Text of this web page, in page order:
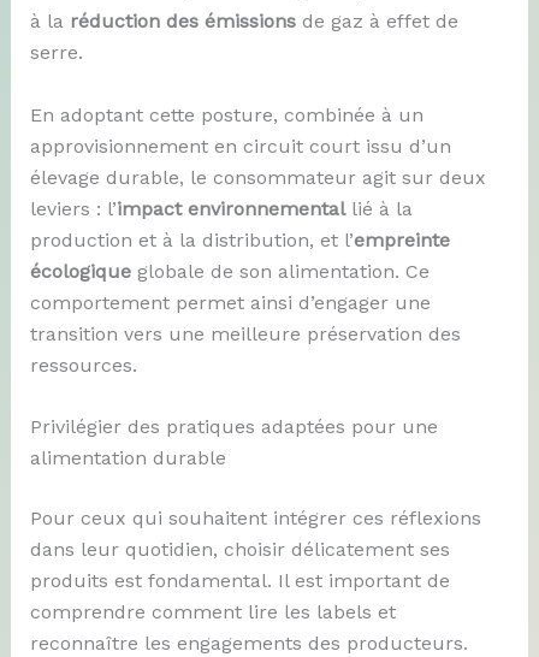
à la réduction des émissionsde gaz à effet de
serre.
En adoptant cette posture, combinée à un
approvisionnement en circuit court issu d’un
élevage durable, le consommateur agit sur deux
leviers : l’impact environnementallié à la
production et à la distribution, et l’empreinte
écologiqueglobale de son alimentation. Ce
comportement permet ainsi d’engager une
transition vers une meilleure préservation des
ressources.
Privilégier des pratiques adaptées pour une
alimentation durable
Pour ceux qui souhaitent intégrer ces réflexions
dans leur quotidien, choisir délicatement ses
produits est fondamental. Il est important de
comprendre comment lire les labels et
reconnaître les engagements des producteurs.